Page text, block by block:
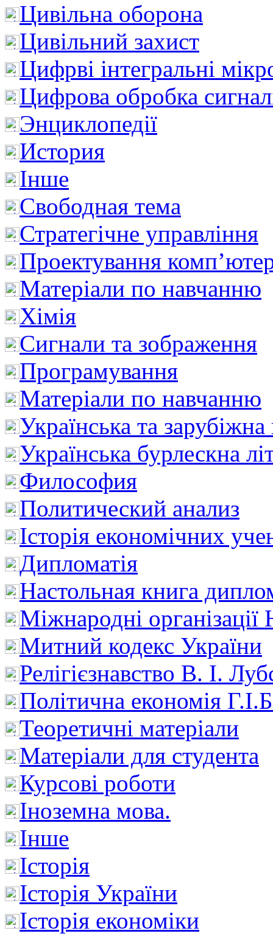
Цивільна оборона
Цивільний захист
Цифрві інтегральні
Цифрова обробка
Энциклопедії
История
Інше
Свободная тема
Стратегічне управління
Проектування
Матеріали по навчанню
Хімія
Сигнали та зображення
Програмування
Матеріали по навчанню
Українська та зарубіжна
Українська бурлескна
Философия
Политический анализ
Історія економічних
Дипломатія
Настольная книга
Міжнародні
Митний кодекс України
Релігієзнавство В. І.
Політична економія
Теоретичні матеріали
Матеріали для студента
Курсові роботи
Іноземна мова.
Інше
Історія
Історія України
Історія економіки